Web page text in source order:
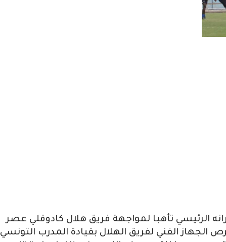
الرئيسي تأهبا لمواجهة فريق هلال كادوقلي عصر
الجهاز الفني لفريق الهلال بقيادة المدرب التونسي